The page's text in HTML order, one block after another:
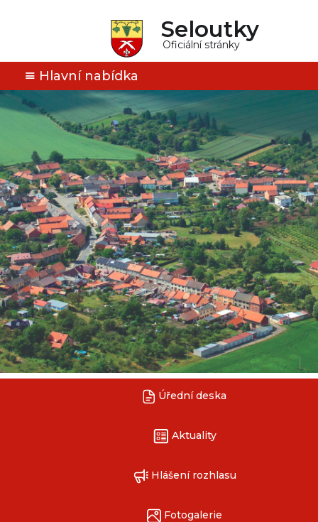
Seloutky
Oficiální stránky
Hlavní nabídka
Úřední deska
Aktuality
Hlášení rozhlasu
Fotogalerie